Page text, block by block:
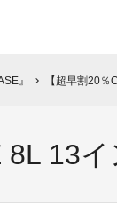
』 chevron_right 【超早割20
13